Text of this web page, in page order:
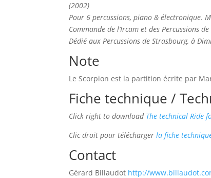
(2002)
Pour 6 percussions, piano & électronique.
Commande de l’Ircam et des Percussions
Dédié aux Percussions de Strasbourg, à
Note
Le Scorpion est la partition écrite par
Fiche technique /
Click right to download The technical Ride
Clic droit pour téléchargerla fiche
Contact
Gérard Billaudot http://